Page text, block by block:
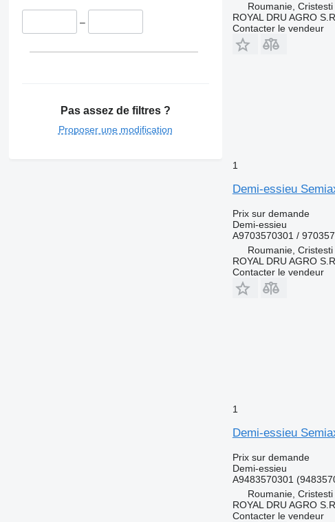
–
Pas assez de filtres ?
Proposer une modification
Roumanie, Cristesti
ROYAL DRU AGRO
Contacter le vendeur
1
Demi-essieu
Prix sur demande
Demi-essieu
A9703570301 /
Roumanie, Cristesti
ROYAL DRU AGRO
Contacter le vendeur
1
Demi-essieu
Prix sur demande
Demi-essieu
A9483570301
Roumanie, Cristesti
ROYAL DRU AGRO
Contacter le vendeur